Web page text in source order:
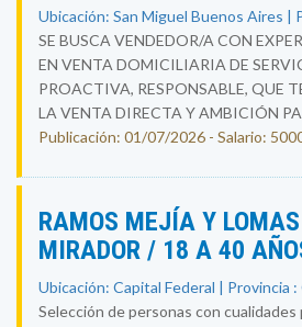
Ubicación: San Miguel Buenos Aires |
SE BUSCA VENDEDOR/A CON
EN VENTA DOMICILIARIA DE
PROACTIVA, RESPONSABLE, QUE
LA VENTA DIRECTA Y AMBICIÓN
Publicación: 01/07/2026 - Salario:
RAMOS MEJÍA Y
MIRADOR / 18 A 40
Ubicación: Capital Federal | Provincia :
Selección de personas con